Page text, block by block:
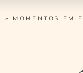
» MOMENTOS EM